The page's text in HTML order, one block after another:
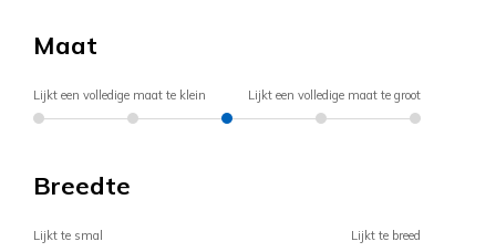
Maat
Lijkt een volledige maat te klein Lijkt een volledige maat te groot
Breedte
Lijkt te smal Lijkt te breed